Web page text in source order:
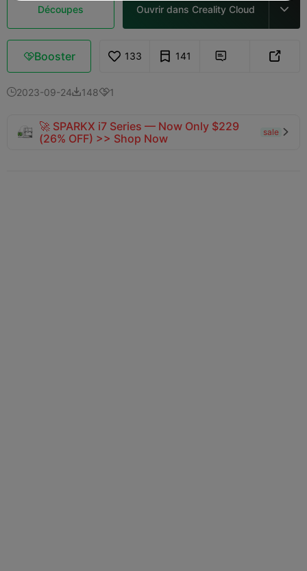
Découpes Ouvrir dans Creality Cloud 
Booster 133 141  
2023-09-241481
🚀 SPARKX i7 Series — Now Only $229
(26% OFF) >> Shop Now
sale 